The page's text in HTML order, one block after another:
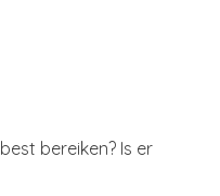
bereiken? Is er